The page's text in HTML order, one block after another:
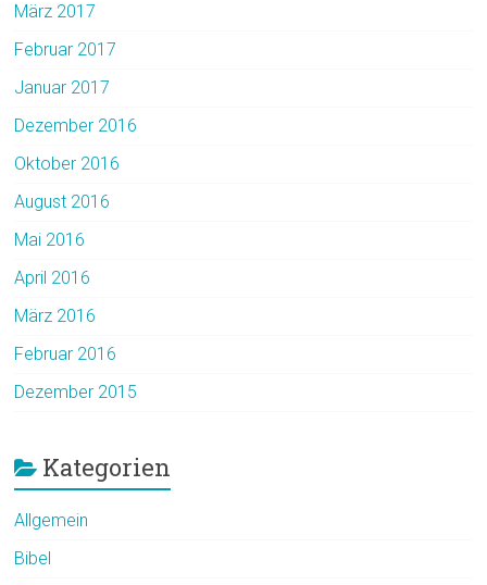
März 2017
Februar 2017
Januar 2017
Dezember 2016
Oktober 2016
August 2016
Mai 2016
April 2016
März 2016
Februar 2016
Dezember 2015
Kategorien
Allgemein
Bibel